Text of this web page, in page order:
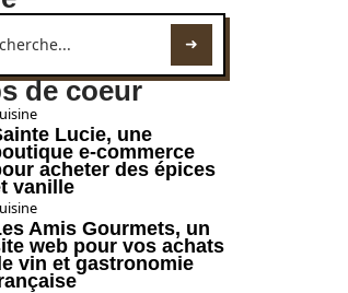
de coeur
Lucie, une
e-commerce
acheter des épices
vanille
Amis Gourmets, un
web pour vos achats
vin et gastronomie